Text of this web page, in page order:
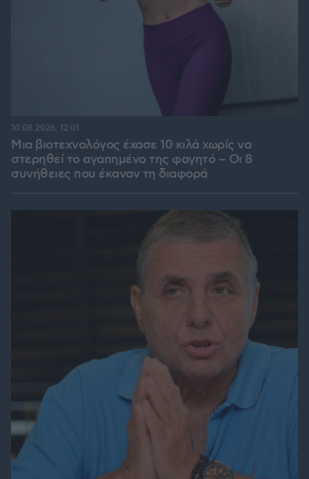
Μια βιοτεχνολόγος έχασε 10 κιλά χωρίς να
στερηθεί το αγαπημένο της φαγητό – Οι 8
συνήθειες που έκαναν τη διαφορά
10.08.2026, 12:01